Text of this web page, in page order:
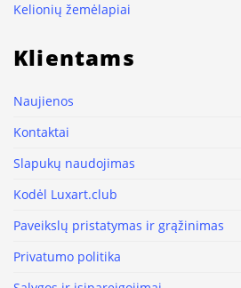
Kelionių žemėlapiai
Klientams
Naujienos
Kontaktai
Slapukų naudojimas
Kodėl Luxart.club
Paveikslų pristatymas ir grąžinimas
Privatumo politika